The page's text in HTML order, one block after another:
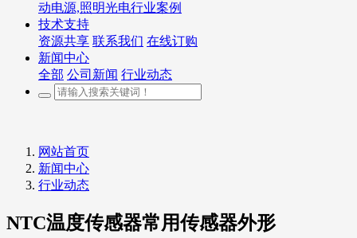
动电源,照明光电行业案例
技术支持
资源共享 联系我们 在线订购
新闻中心
全部 公司新闻 行业动态
网站首页
新闻中心
行业动态
NTC温度传感器常用传感器外形